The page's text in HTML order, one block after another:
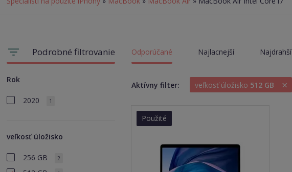
Podrobné filtrovanie
Rok
2020 1
veľkosť úložisko
256 GB 2
Odporúčané Najlacnejší Najdrahší
Aktívny filter: veľkosť úložisko 512 GB ×
Použité